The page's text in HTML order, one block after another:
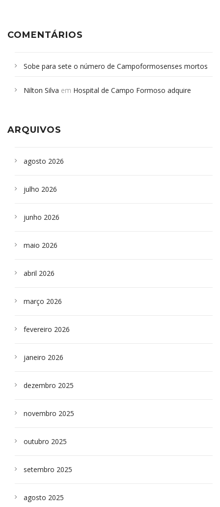
COMENTÁRIOS
Sobe para sete o número de Campoformosenses mortos
Campoformosenses que morreram em desabamentos são
Nilton Silva em Hospital de Campo Formoso adquire
ARQUIVOS
agosto 2026
julho 2026
junho 2026
maio 2026
abril 2026
março 2026
fevereiro 2026
janeiro 2026
dezembro 2025
novembro 2025
outubro 2025
setembro 2025
agosto 2025